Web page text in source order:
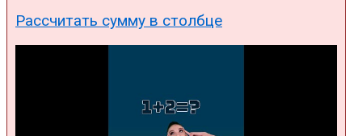
Рассчитать сумму в столбце